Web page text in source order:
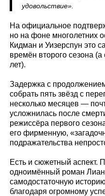
удовольствие».
На официальное
но на фоне многолетних
Кидман и Уизерспун это
времён второго сезона
лет).
Задержка с
собрать пять звёзд с
несколько месяцев —
усложнилась после
режиссёра первого
его фирменную,
подражательства
Есть и сюжетный аспект.
одноимённый роман
самодостаточную
благодаря огромному